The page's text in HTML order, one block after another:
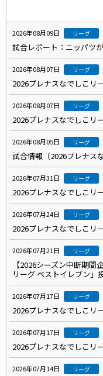
2026年08月09日 リーグ
試合レポート：ニッパツ
2026年08月07日 リーグ
2026プレナスなでしこリ
2026年08月07日 リーグ
2026プレナスなでしこリ
2026年08月05日 リーグ
試合情報（2026プレナス
2026年07月31日 リーグ
2026プレナスなでしこリ
2026年07月24日 リーグ
2026プレナスなでしこリ
2026年07月21日 リーグ
【2026シーズン中断期
リーグ ベストイレブン」
2026年07月17日 リーグ
2026プレナスなでしこ
2026年07月17日 リーグ
2026プレナスなでしこ
2026年07月14日 リーグ